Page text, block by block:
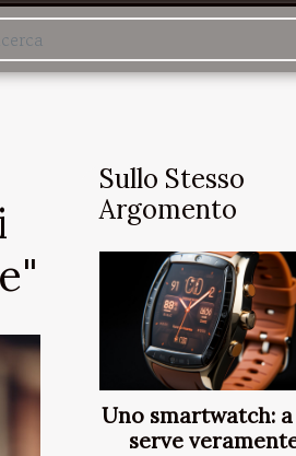
Sullo Stesso
Argomento
Uno smartwatch: a
serve